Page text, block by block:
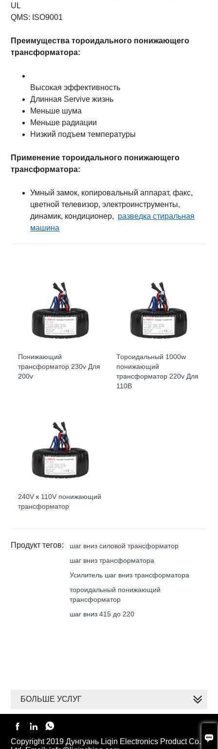

UL
QMS: ISO9001
Преимущества тороидального понижающего
трансформатора:
Высокая эффективность
Длинная Servive жизнь
Меньше шума
Меньше радиации
Низкий подъем температуры
Применение тороидального понижающего
трансформатора:
Умный замок, копировальный аппарат, факс,
цветной телевизор, электроинструменты,
динамик, кондиционер, разведка стиральная
машина
Понижающий
трансформатор 230v Для
200v
Тороидальный 1000w
понижающий
трансформатор 220v Для
110В
240V к 110V понижающий
трансформатор
Продукт тегов:
шаг вниз силовой трансформатор
шаг вниз трансформатора
Усилитель шаг вниз трансформатора
тороидальный понижающий
трансформатор
шаг вниз 415 до 220
БОЛЬШЕ УСЛУГ
  
Copyright 2019 Дунгуань Liqin Electronics Product Co.,